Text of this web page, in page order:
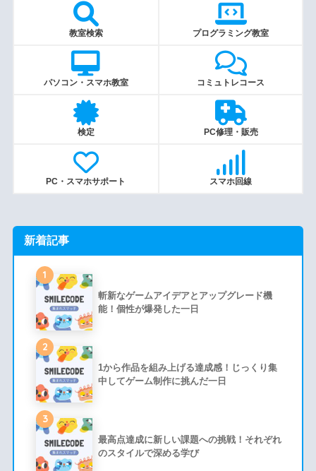
教室検索 プログラミング教室
パソコン・スマホ教室 コミュトレコース
検定 PC修理・販売
PC・スマホサポート スマホ回線
新着記事
1
斬新なゲームアイデアとアップグレード機
能！個性が爆発した一日
2
1から作品を組み上げる達成感！じっくり集
中してゲーム制作に挑んだ一日
3
最高点達成に新しい課題への挑戦！それぞれ
のスタイルで深める学び